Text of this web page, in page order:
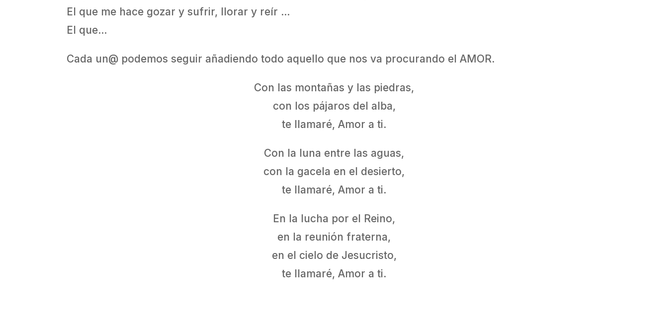
El que me hace gozar y sufrir, llorar y reír …
El que…
Cada un@ podemos seguir añadiendo todo aquello que nos va procurando el AMOR.
Con las montañas y las piedras,
con los pájaros del alba,
te llamaré, Amor a ti.
Con la luna entre las aguas,
con la gacela en el desierto,
te llamaré, Amor a ti.
En la lucha por el Reino,
en la reunión fraterna,
en el cielo de Jesucristo,
te llamaré, Amor a ti.